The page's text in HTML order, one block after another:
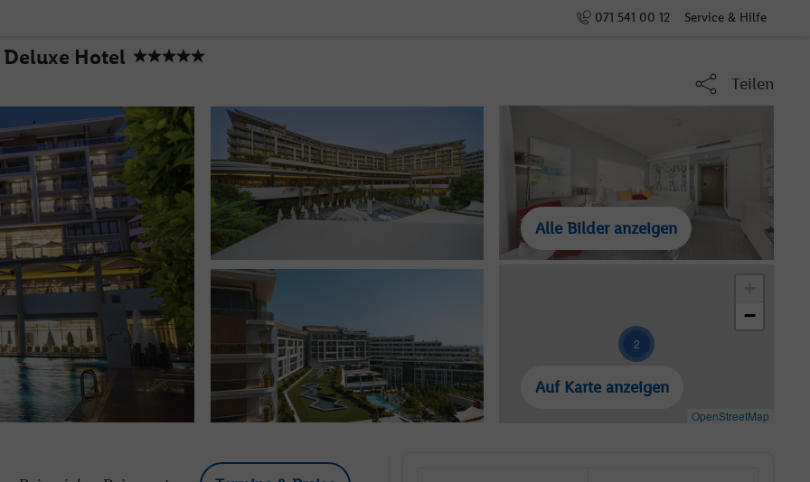
071 541 00 12 Service & Hilfe
Deluxe Hotel
Teilen
Alle Bilder anzeigen
2
−
OpenStreetMap
Auf Karte anzeigen